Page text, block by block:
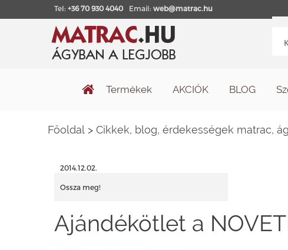
Tel: +36 70 930 4040 Email: web@matrac.hu
Termékek AKCIÓK BLOG
Főoldal > Cikkek, blog, érdekességek matrac,
2014.12.02.
Ossza meg!
Ajándékötlet a